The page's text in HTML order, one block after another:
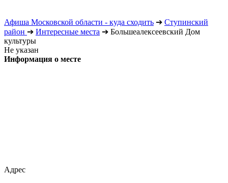
Афиша Московской области - куда сходить ➔ Ступинский
район ➔ Интересные места ➔ Большеалексеевский Дом
культуры
Не указан
Информация о месте
Адрес